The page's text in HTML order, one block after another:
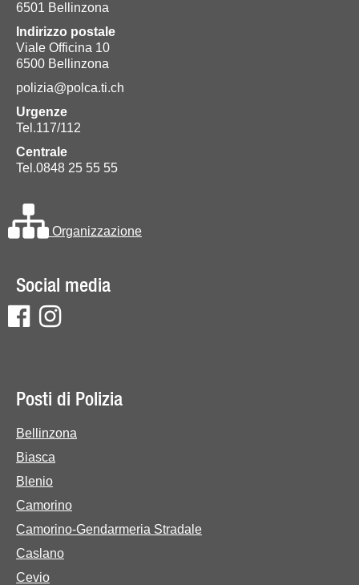
6501 Bellinzona
Indirizzo postale
Viale Officina 10
6500 Bellinzona
polizia@polca.ti.ch
Urgenze
Tel.117/112
Centrale
Tel.0848 25 55 55
Organizzazione
Social media
Posti di Polizia
Bellinzona
Biasca
Blenio
Camorino
Camorino-Gendarmeria Stradale
Caslano
Cevio